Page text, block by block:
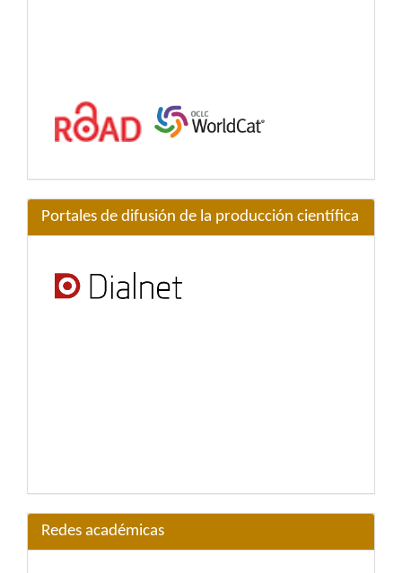
Portales de difusión de la producción científica
Redes académicas